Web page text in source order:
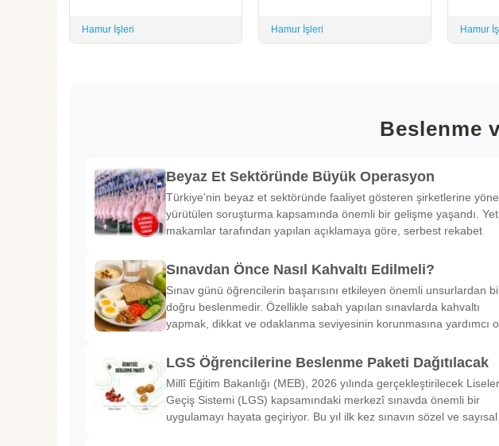
Hamur İşleri Hamur İşleri Hamur
Beslenme
Beyaz Et Sektöründe Büyük Operasyon
Türkiye'nin beyaz et sektöründe faaliyet gösteren şirketlerine
yürütülen soruşturma kapsamında önemli bir gelişme yaşandı.
makamlar tarafından yapılan açıklamaya göre, serbest rekabet
Sınavdan Önce Nasıl Kahvaltı Edilmeli?
Sınav günü öğrencilerin başarısını etkileyen önemli unsurlardan
doğru beslenmedir. Özellikle sabah yapılan sınavlarda kahvaltı
yapmak, dikkat ve odaklanma seviyesinin korunmasına yardımcı
LGS Öğrencilerine Beslenme Paketi Dağıtılacak
Millî Eğitim Bakanlığı (MEB), 2026 yılında gerçekleştirilecek
Geçiş Sistemi (LGS) kapsamındaki merkezî sınavda önemli bir
uygulamayı hayata geçiriyor. Bu yıl ilk kez sınavın sözel ve sayısal